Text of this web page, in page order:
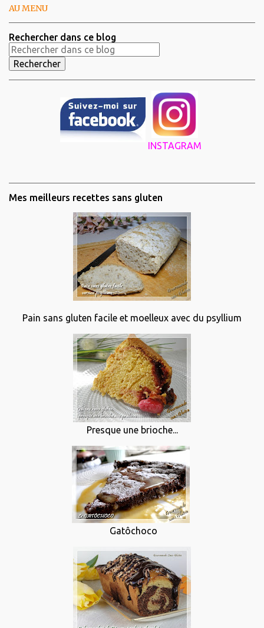
AU MENU
Rechercher dans ce blog
INSTAGRAM
Mes meilleurs recettes sans gluten
Pain sans gluten facile et moelleux avec du psyllium
Presque une brioche...
Gatôchoco